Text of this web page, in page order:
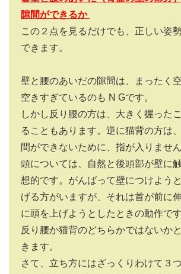
隙間ができるか
この２点を見るだけでも、正しい姿
できます。
壁と腰のあいだの隙間は、まったく
空きすぎているのも N Gです。
しかし反り腰の方は、大きく握った
ることもあります。逆に猫背の方は
間ができないために、指が入りません
頭については、自然と後頭部が壁に
想的です。がんばって壁につけよう
げる方がいますが、それは首が前に
に頭を上げようとしたときの動作で
反り腰か猫背のどちらかではないか
きます。
さて、立ち方にはざっくりわけて３